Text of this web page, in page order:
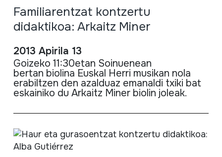
Familiarentzat kontzertu
didaktikoa: Arkaitz Miner
2013 Apirila 13
Goizeko 11:30etan Soinuenean
bertan biolina Euskal Herri musikan nola
erabiltzen den azalduaz emanaldi txiki bat
eskainiko du Arkaitz Miner biolin joleak.